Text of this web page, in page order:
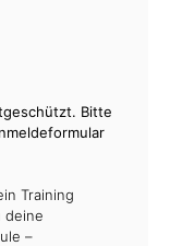
Bitte
Training
deine
–